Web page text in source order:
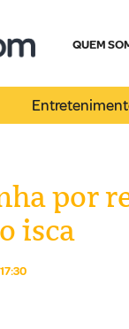
QUEM
por
isca
17:30